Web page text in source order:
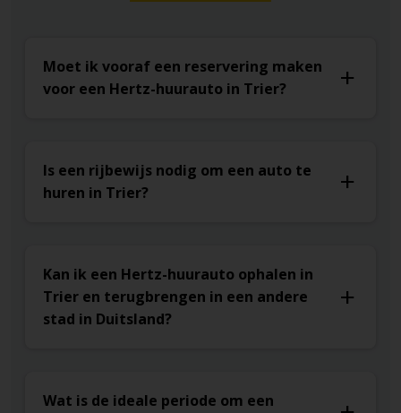
Moet ik vooraf een reservering maken
voor een Hertz-huurauto in Trier?
Is een rijbewijs nodig om een auto te
huren in Trier?
Kan ik een Hertz-huurauto ophalen in
Trier en terugbrengen in een andere
stad in Duitsland?
Wat is de ideale periode om een